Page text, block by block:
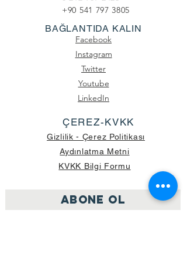
+90 541 797 3805
BAĞLANTIDA KALIN
Facebook
Instagram
Twitter
Youtube
LinkedIn
ÇEREZ-KVKK
Gizlilik - Çerez Politikası
Aydınlatma Metni
KVKK Bilgi Formu
ABONE OL